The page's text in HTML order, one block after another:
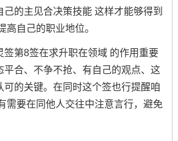
的主见合决策技能 这样才能够得到
高自己的职业地位。
签第8签在求升职在领域 的作用重要
平合、不争不抢、有自己的观点、这
可的关键。在同时这个签也行提醒咱
需要在同他人交往中注意言行，避免